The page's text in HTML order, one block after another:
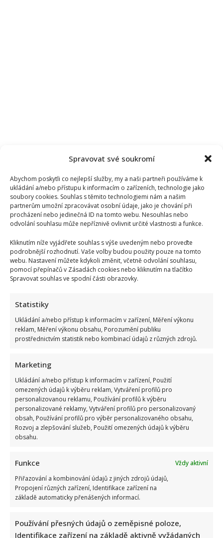
Spravovat své soukromí
Abychom poskytli co nejlepší služby, my a naši partneři používáme k
ukládání a/nebo přístupu k informacím o zařízeních, technologie jako
soubory cookies. Souhlas s těmito technologiemi nám a našim
partnerům umožní zpracovávat osobní údaje, jako je chování při
procházení nebo jedinečná ID na tomto webu. Nesouhlas nebo
odvolání souhlasu může nepříznivě ovlivnit určité vlastnosti a funkce.
Kliknutím níže vyjádřete souhlas s výše uvedeným nebo proveďte
podrobnější rozhodnutí. Vaše volby budou použity pouze na tomto
webu. Nastavení můžete kdykoli změnit, včetně odvolání souhlasu,
pomocí přepínačů v Zásadách cookies nebo kliknutím na tlačítko
Spravovat souhlas ve spodní části obrazovky.
Statistiky
Ukládání a/nebo přístup k informacím v zařízení, Měření výkonu
reklam, Měření výkonu obsahu, Porozumění publiku
prostřednictvím statistik nebo kombinací údajů z různých zdrojů.
Marketing
Ukládání a/nebo přístup k informacím v zařízení, Použití
omezených údajů k výběru reklam, Vytváření profilů pro
personalizovanou reklamu, Používání profilů k výběru
personalizované reklamy, Vytváření profilů pro personalizovaný
obsah, Používání profilů pro výběr personalizovaného obsahu,
Rozvoj a zlepšování služeb, Použití omezených údajů k výběru
obsahu.
Funkce
Vždy aktivní
Přiřazování a kombinování údajů z jiných zdrojů údajů,
Propojení různých zařízení, Identifikace zařízení na
základě automaticky přenášených informací.
Používání přesných údajů o zeměpisné poloze,
Identifikace zařízení na základě aktivně vyžádaných
kritika moderátorky rozdělila společnost
Vtip na adresu Tomia Okamury nepadl na úrodnou půdu:
Předseda Sněmovny ho nepochopil a akorát se ztrapnil
Test znalostí pro Husákovy děti: 10 otázek o životě za